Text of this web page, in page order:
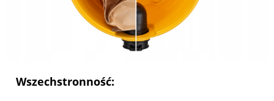
Wszechstronność: